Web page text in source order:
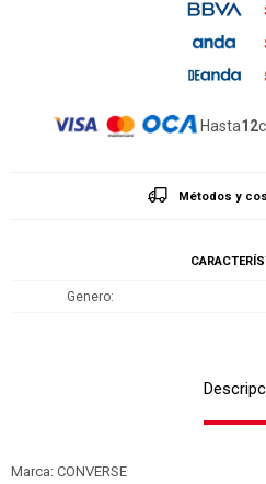
Hasta12
Métodos y
Genero
Marca: CONVERSE